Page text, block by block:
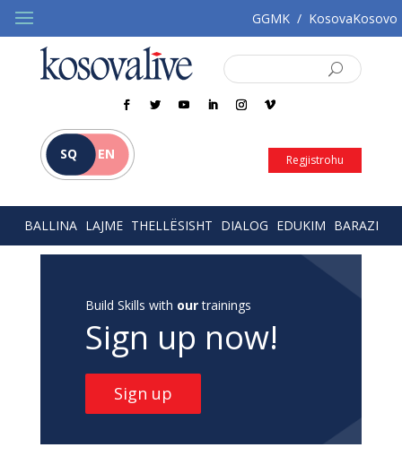
GGMK / KosovaKosovo
SQ EN Regjistrohu
BALLINA LAJME THELLËSISHT DIALOG EDUKIM BARAZI
Build Skills with ourtrainings
Sign up now!
Sign up